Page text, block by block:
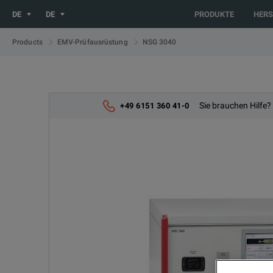
You are browsing the DE site. Would you like to be
DE DE PRODUKTE
Products EMV-Prüfausrüstung NSG 3040
+49 6151 360 41-0 Sie brauchen